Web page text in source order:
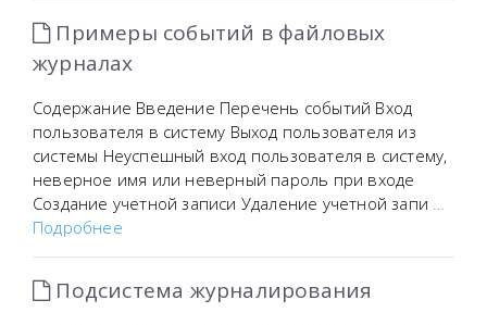
Примеры событий в файловых
журналах
Содержание Введение Перечень событий Вход
пользователя в систему Выход пользователя из
системы Неуспешный вход пользователя в систему,
неверное имя или неверный пароль при входе
Создание учетной записи Удаление учетной запи …
Подробнее
Подсистема журналирования